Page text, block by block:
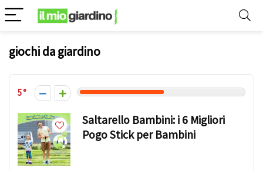
giochi da giardino
5
Saltarello Bambini: i 6 Migliori
Pogo Stick per Bambini